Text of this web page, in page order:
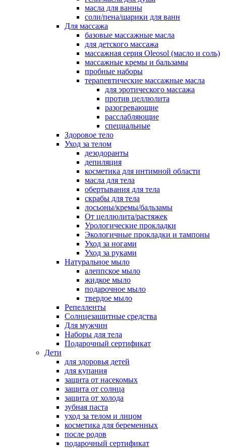
масла для ванны
соли/пена/шарики для ванн
Для массажа
базовые массажные масла
для детского массажа
массажная серия Oleosol (масло и соль)
массажные кремы и бальзамы
пробные наборы
терапевтические массажные масла
для эротического массажа
против целлюлита
разогревающие
расслабляющие
специальные
Здоровое тело
Уход за телом
дезодоранты
депиляция
косметика для интимной области
масла для тела
обертывания для тела
скрабы для тела
лосьоны/кремы/бальзамы
От целлюлита/растяжек
Урологические прокладки
Экологичные прокладки и тампоны
Уход за ногами
Уход за руками
Натуральное мыло
алеппское мыло
жидкое мыло
подарочное мыло
твердое мыло
Репелленты
Солнцезащитные средства
Для мужчин
Наборы для тела
Подарочный сертификат
Дети
для здоровья детей
для купания
защита от насекомых
защита от солнца
защита от холода
зубная паста
уход за телом и лицом
косметика для беременных
после родов
подарочный сертификат